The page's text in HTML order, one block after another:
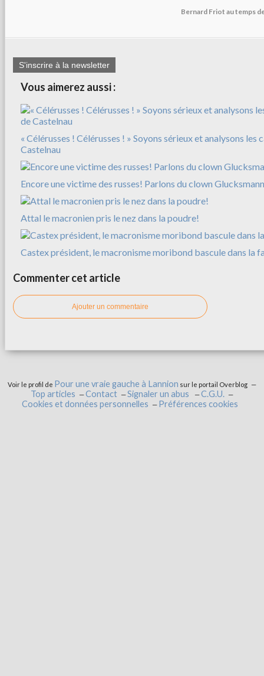
Bernard Friot au temps
S'inscrire à la newsletter
Vous aimerez aussi :
« Célérusses ! Célérusses ! » Soyons sérieux et analysons les
Castelnau
Encore une victime des russes! Parlons du clown Glucksmann
Attal le macronien pris le nez dans la poudre!
Castex président, le macronisme moribond bascule dans la
Commenter cet article
Ajouter un commentaire
Voir le profil de Pour une vraie gauche à Lannion sur le portail Overblog
Top articles Contact Signaler un abus
C.G.U.
Cookies et données personnelles
Préférences cookies